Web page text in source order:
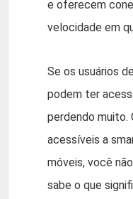
e oferecem
velocidade em
Se os usuários
podem ter
perdendo muito.
acessíveis a
móveis, você
sabe o que